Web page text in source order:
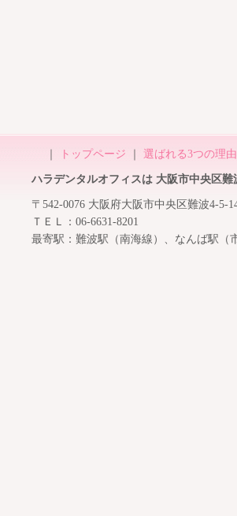
トップページ 選ばれる3つの理由
ハラデンタルオフィスは 大阪市中央区
〒542-0076 大阪府大阪市中央区難波4-5-
ＴＥＬ：06-6631-8201
最寄駅：難波駅（南海線）、なんば駅（